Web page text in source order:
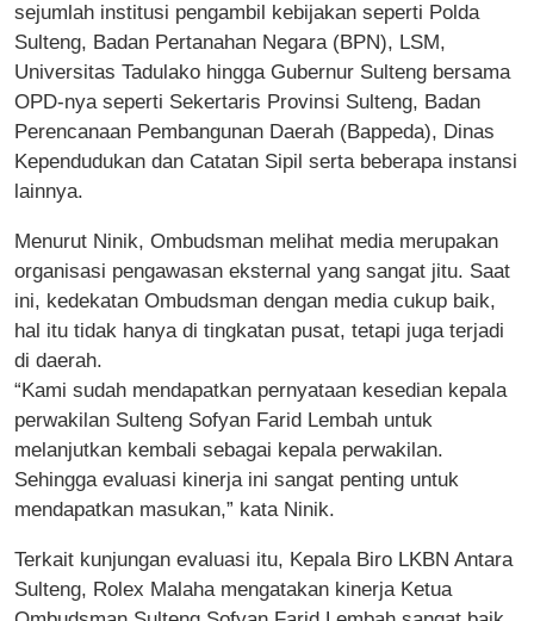
sejumlah institusi pengambil kebijakan seperti Polda
Sulteng, Badan Pertanahan Negara (BPN), LSM,
Universitas Tadulako hingga Gubernur Sulteng bersama
OPD-nya seperti Sekertaris Provinsi Sulteng, Badan
Perencanaan Pembangunan Daerah (Bappeda), Dinas
Kependudukan dan Catatan Sipil serta beberapa instansi
lainnya.
Menurut Ninik, Ombudsman melihat media merupakan
organisasi pengawasan eksternal yang sangat jitu. Saat
ini, kedekatan Ombudsman dengan media cukup baik,
hal itu tidak hanya di tingkatan pusat, tetapi juga terjadi
di daerah.
“Kami sudah mendapatkan pernyataan kesedian kepala
perwakilan Sulteng Sofyan Farid Lembah untuk
melanjutkan kembali sebagai kepala perwakilan.
Sehingga evaluasi kinerja ini sangat penting untuk
mendapatkan masukan,” kata Ninik.
Terkait kunjungan evaluasi itu, Kepala Biro LKBN Antara
Sulteng, Rolex Malaha mengatakan kinerja Ketua